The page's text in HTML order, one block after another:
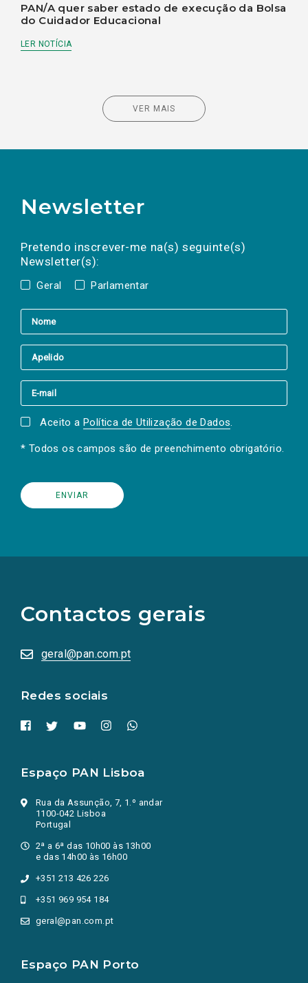
PAN/A quer saber estado de execução da Bolsa
do Cuidador Educacional
LER NOTÍCIA
VER MAIS
Newsletter
Pretendo inscrever-me na(s) seguinte(s)
Newsletter(s):
Geral Parlamentar
a(s) newsletter(s).
mail
Aceito a Política de Utilização de Dados.
* Todos os campos são de preenchimento obrigatório.
Contactos gerais
geral@pan.com.pt
Redes sociais
redes
sociais
numa
nova
Espaço PAN Lisboa
Rua da Assunção, 7, 1.º andar
1100-042 Lisboa
Portugal
2ª a 6ª das 10h00 às 13h00
e das 14h00 às 16h00
+351 213 426 226
+351 969 954 184
geral@pan.com.pt
Espaço PAN Porto